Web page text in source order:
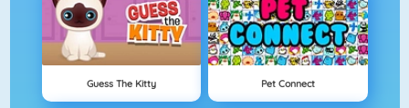
Guess The Kitty Pet Connect